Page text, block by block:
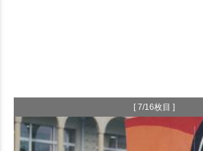
[ 7/16枚目 ]